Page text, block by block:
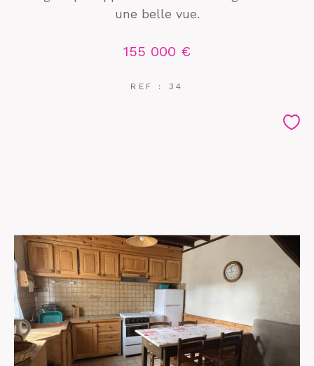
une belle vue.
155 000 €
REF : 34